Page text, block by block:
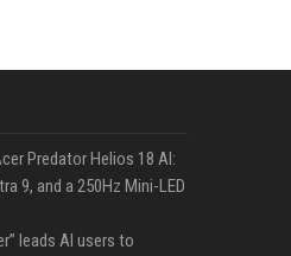
Predator Helios 18 AI:
9, and a 250Hz Mini-LED
leads AI users to